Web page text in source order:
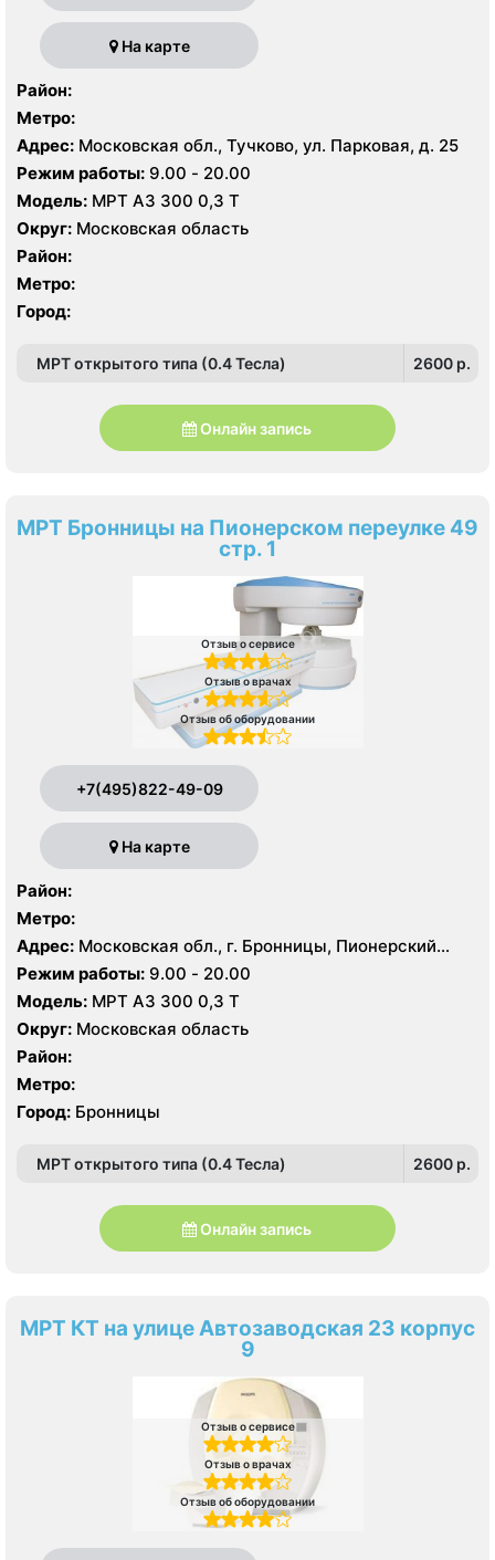
На карте
Район:
Метро:
Адрес: Московская обл., Тучково, ул. Парковая, д. 25
Режим работы: 9.00 - 20.00
Модель: МРТ АЗ 300 0,3 Т
Округ: Московская область
Район:
Метро:
Город:
МРТ открытого типа (0.4 Тесла) 2600 p.
Онлайн запись
МРТ Бронницы на Пионерском переулке 49
стр. 1
Отзыв о сервисе
Отзыв о врачах
Отзыв об оборудовании
+7(495)822-49-09
На карте
Район:
Метро:
Адрес: Московская обл., г. Бронницы, Пионерский
пер., 49, стр. 1
Режим работы: 9.00 - 20.00
Модель: МРТ АЗ 300 0,3 Т
Округ: Московская область
Район:
Метро:
Город: Бронницы
МРТ открытого типа (0.4 Тесла) 2600 p.
Онлайн запись
МРТ КТ на улице Автозаводская 23 корпус
9
Отзыв о сервисе
Отзыв о врачах
Отзыв об оборудовании